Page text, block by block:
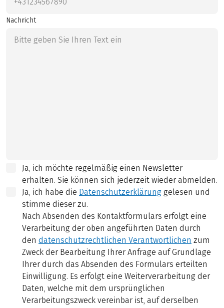
Nachricht
Ja, ich möchte regelmäßig einen Newsletter
erhalten. Sie können sich jederzeit wieder abmelden.
Ja, ich habe die Datenschutzerklärung gelesen und
stimme dieser zu.
Nach Absenden des Kontaktformulars erfolgt eine
Verarbeitung der oben angeführten Daten durch
den datenschutzrechtlichen Verantwortlichen zum
Zweck der Bearbeitung Ihrer Anfrage auf Grundlage
Ihrer durch das Absenden des Formulars erteilten
Einwilligung. Es erfolgt eine Weiterverarbeitung der
Daten, welche mit dem ursprünglichen
Verarbeitungszweck vereinbar ist, auf derselben